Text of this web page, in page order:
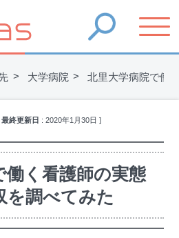
大学病院 北里大学病院で働
最終更新日 :2020年1月30日 ]
働く看護師の実態
を調べてみた